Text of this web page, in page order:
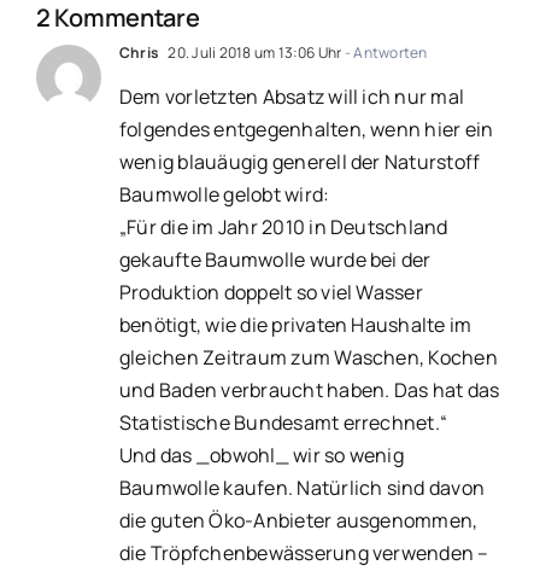
2 Kommentare
Chris 20. Juli 2018 um 13:06 Uhr- Antworten
Dem vorletzten Absatz will ich nur mal
folgendes entgegenhalten, wenn hier ein
wenig blauäugig generell der Naturstoff
Baumwolle gelobt wird:
„Für die im Jahr 2010 in Deutschland
gekaufte Baumwolle wurde bei der
Produktion doppelt so viel Wasser
benötigt, wie die privaten Haushalte im
gleichen Zeitraum zum Waschen, Kochen
und Baden verbraucht haben. Das hat das
Statistische Bundesamt errechnet.“
Und das _obwohl_ wir so wenig
Baumwolle kaufen. Natürlich sind davon
die guten Öko-Anbieter ausgenommen,
die Tröpfchenbewässerung verwenden –